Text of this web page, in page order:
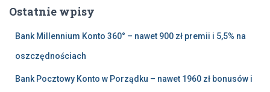
jOstatnie wpisy
Bank Millennium Konto 360° – nawet 900 zł premii i 5,5% na
oszczędnościach
Bank Pocztowy Konto w Porządku – nawet 1960 zł bonusów i